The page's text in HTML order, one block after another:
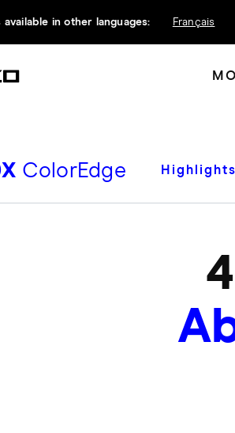
available in other languages: Français
ColorEdge Highlights